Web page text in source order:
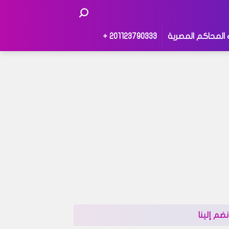
المحاكم المصرية 201123790333 +
إلينا